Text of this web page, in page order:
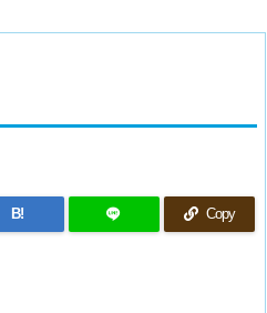
B! Copy